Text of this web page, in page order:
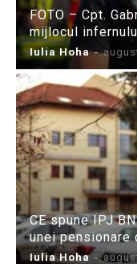
FOTO – Cpt.
mijlocul
Iulia Hoha -
CE spune IPJ
unei pensionare
Iulia Hoha -